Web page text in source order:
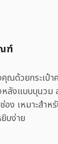
ฑ์
ณด้วยกระเป๋า
ลังแบบบุนวม
ง เหมาะสำห
บง่าย